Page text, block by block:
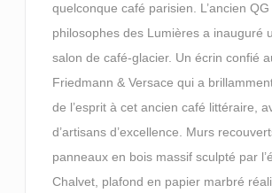
quelconque café parisien. L’ancien QG
philosophes des Lumières a inauguré
salon de café-glacier. Un écrin confié
Friedmann & Versace qui a
de l’esprit à cet ancien café littéraire,
d’artisans d’excellence. Murs
panneaux en bois massif sculpté par
Chalvet, plafond en papier marbré